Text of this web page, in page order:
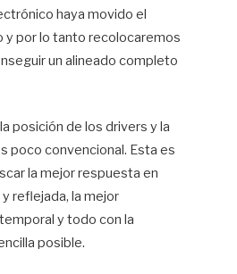
haya movido el
y por lo tanto recolocaremos
un alineado completo
posición de los drivers y la
poco convencional. Esta es
la mejor respuesta en
reflejada, la mejor
y todo con la
posible.